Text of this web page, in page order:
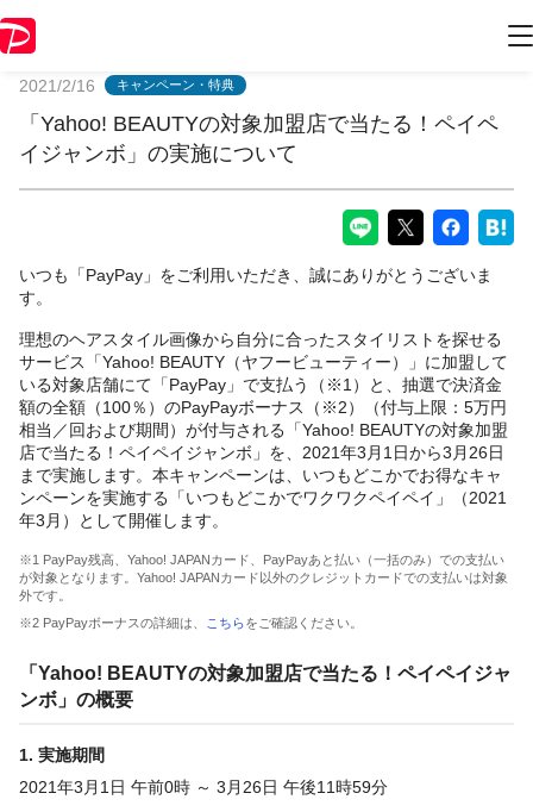
2021/2/16 キャンペーン・特典
「Yahoo! BEAUTYの対象加盟店で当たる！ペイペ
イジャンボ」の実施について
いつも「PayPay」をご利用いただき、誠にありがとうございま
す。
理想のヘアスタイル画像から自分に合ったスタイリストを探せる
サービス「Yahoo! BEAUTY（ヤフービューティー）」に加盟して
いる対象店舗にて「PayPay」で支払う（※1）と、抽選で決済金
額の全額（100％）のPayPayボーナス（※2）（付与上限：5万円
相当／回および期間）が付与される「Yahoo! BEAUTYの対象加盟
店で当たる！ペイペイジャンボ」を、2021年3月1日から3月26日
まで実施します。本キャンペーンは、いつもどこかでお得なキャ
ンペーンを実施する「いつもどこかでワクワクペイペイ」（2021
年3月）として開催します。
※1 PayPay残高、Yahoo! JAPANカード、PayPayあと払い（一括のみ）での支払い
が対象となります。Yahoo! JAPANカード以外のクレジットカードでの支払いは対象
外です。
※2 PayPayボーナスの詳細は、
こちらをご確認ください。
「Yahoo! BEAUTYの対象加盟店で当たる！ペイペイジャ
ンボ」の概要
1. 実施期間
2021年3月1日 午前0時 ～ 3月26日 午後11時59分